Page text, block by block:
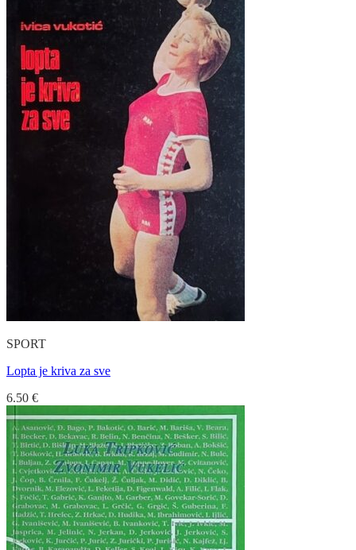
SPORT
Lopta je kriva za sve
6.50 €